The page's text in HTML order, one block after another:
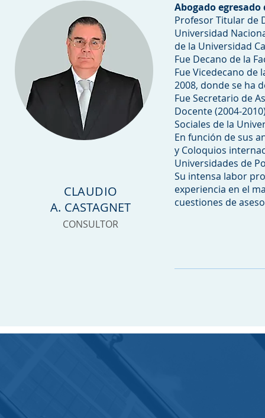
CLAUDIO
A. CASTAGNET
CONSULTOR
Abogado
Profesor Titular de
Universidad
de la Universidad
Fue Decano de la
Fue Vicedecano de
2008, donde se ha
Fue Secretario de
Docente (2004-
Sociales de la
En función de sus
y Coloquios
Universidades de
Su intensa labor
experiencia en el
cuestiones de